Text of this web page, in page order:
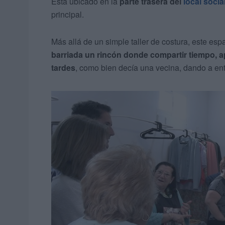
principal.
Más allá de un simple taller de costura, este
barriada un rincón donde compartir tiempo,
tardes, como bien decía una vecina, dando a